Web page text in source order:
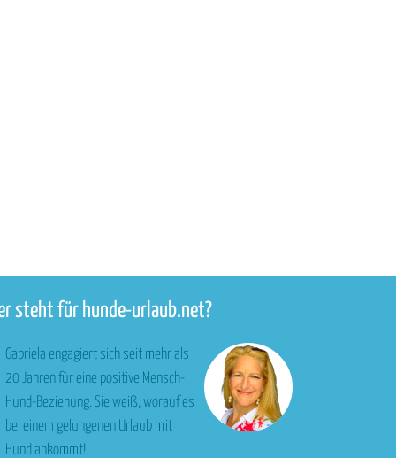
steht für hunde-urlaub.net?
Gabriela engagiert sich seit mehr als
20 Jahren für eine positive Mensch-
Hund-Beziehung. Sie weiß, worauf es
bei einem gelungenen Urlaub mit
Hund ankommt!